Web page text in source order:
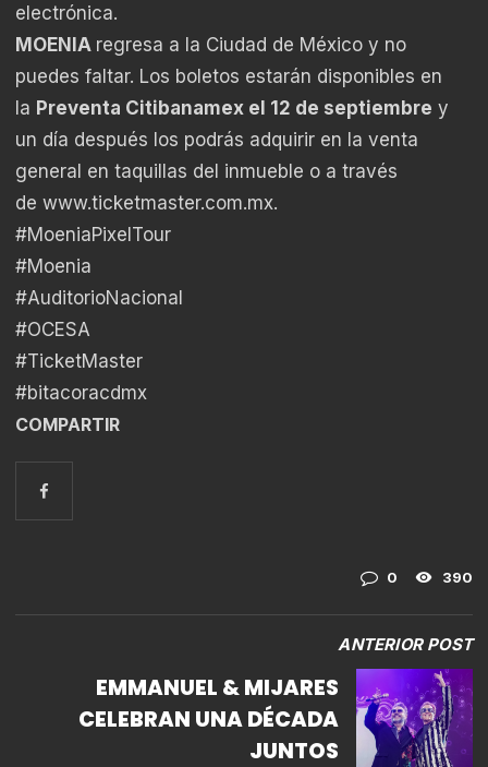
electrónica.
MOENIA regresa a la Ciudad de México y no
puedes faltar. Los boletos estarán disponibles en
la Preventa Citibanamex el 12 de septiembre y
un día después los podrás adquirir en la venta
general en taquillas del inmueble o a través
de www.ticketmaster.com.mx.
#MoeniaPixelTour
#Moenia
#AuditorioNacional
#OCESA
#TicketMaster
#bitacoracdmx
COMPARTIR
0 390
ANTERIOR POST
EMMANUEL & MIJARES
CELEBRAN UNA DÉCADA
JUNTOS